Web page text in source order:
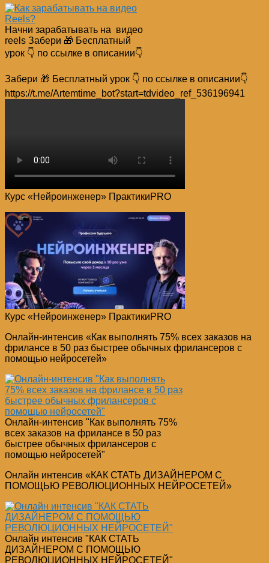
Начни зарабатывать на видео
reels Забери 🎁 Бесплатный
урок 👇 по ссылке в описании👇
Забери 🎁 Бесплатный урок 👇 по ссылке в описании👇
https://t.me/Artemtime_bot?start=tdvideo_ref_536196941
Курс «Нейроинженер» ПрактикиPRO
Курс «Нейроинженер» ПрактикиPRO
Онлайн-интенсив «Как выполнять 75% всех заказов на
фрилансе в 50 раз быстрее обычных фрилансеров с
помощью нейросетей»
Онлайн-интенсив "Как выполнять 75%
всех заказов на фрилансе в 50 раз
быстрее обычных фрилансеров с
помощью нейросетей"
Онлайн интенсив «КАК СТАТЬ ДИЗАЙНЕРОМ С
ПОМОЩЬЮ РЕВОЛЮЦИОННЫХ НЕЙРОСЕТЕЙ»
Онлайн интенсив "КАК СТАТЬ
ДИЗАЙНЕРОМ С ПОМОЩЬЮ
РЕВОЛЮЦИОННЫХ НЕЙРОСЕТЕЙ"